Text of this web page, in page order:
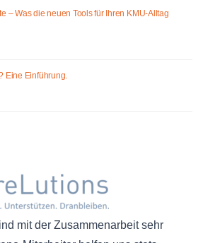
– Was die neuen Tools für Ihren KMU-Alltag
Eine Einführung.
mit der Zusammenarbeit sehr